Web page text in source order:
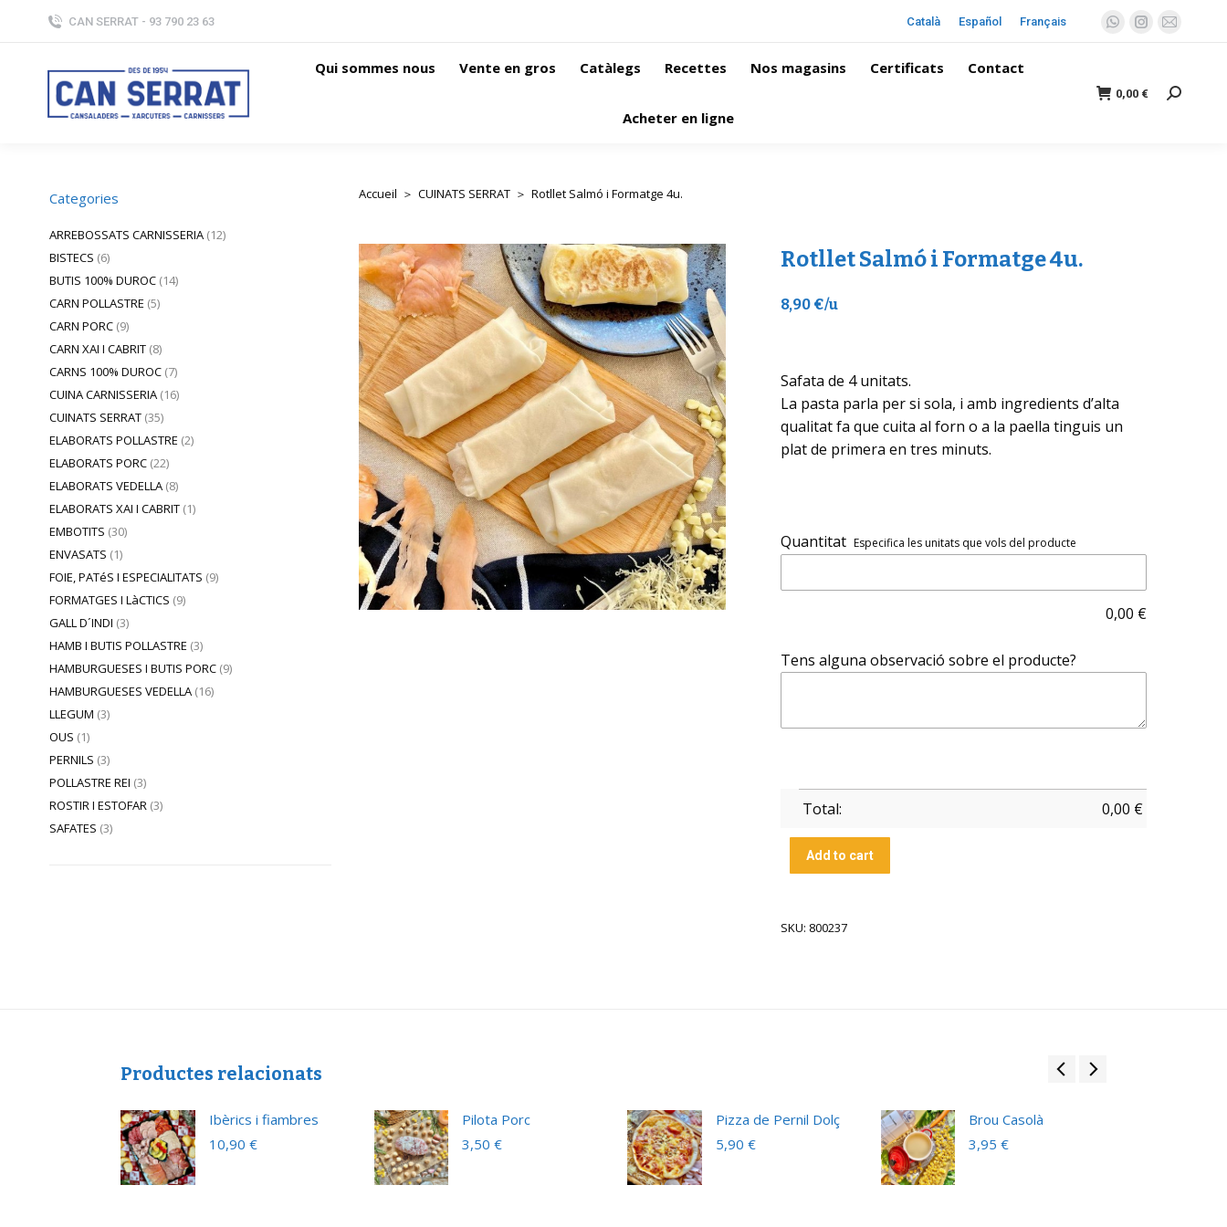
CAN SERRAT - 93 790 23 63 Català Español Français
Qui sommes nous Vente en gros Catàlegs Recettes Nos magasins Certificats Contact
Acheter en ligne
0,00 €
Categories
ARREBOSSATS CARNISSERIA (12)
BISTECS (6)
BUTIS 100% DUROC (14)
CARN POLLASTRE (5)
CARN PORC (9)
CARN XAI I CABRIT (8)
CARNS 100% DUROC (7)
CUINA CARNISSERIA (16)
CUINATS SERRAT (35)
ELABORATS POLLASTRE (2)
ELABORATS PORC (22)
ELABORATS VEDELLA (8)
ELABORATS XAI I CABRIT (1)
EMBOTITS (30)
ENVASATS (1)
FOIE, PATéS I ESPECIALITATS (9)
FORMATGES I LàCTICS (9)
GALL D´INDI (3)
HAMB I BUTIS POLLASTRE (3)
HAMBURGUESES I BUTIS PORC (9)
HAMBURGUESES VEDELLA (16)
LLEGUM (3)
OUS (1)
PERNILS (3)
POLLASTRE REI (3)
ROSTIR I ESTOFAR (3)
SAFATES (3)
Vous êtes ici :
Accueil CUINATS SERRAT Rotllet Salmó i Formatge 4u.
Rotllet Salmó i Formatge 4u.
8,90 €/u
Safata de 4 unitats.
La pasta parla per si sola, i amb ingredients d’alta
qualitat fa que cuita al forn o a la paella tinguis un
plat de primera en tres minuts.
Quantitat Especifica les unitats que vols del producte
0,00 €
Tens alguna observació sobre el producte?
Total: 0,00 €
Add to cart
SKU: 800237
Productes relacionats
Ibèrics i fiambres
10,90 €
Pilota Porc
3,50€
Pizza de Pernil Dolç
5,90 €
Brou Casolà
3,95€